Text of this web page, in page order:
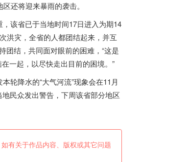
还将迎来暴雨的袭击。
该省已于当地时间17日进入为期14
洪灾，全省的人都团结起来，并互
团结，共同面对眼前的困难，“这是
一起，以尽快走出目前的困境。”
轮降水的“大气河流”现象会在11月
民众发出警告，下周该省部分地区
有关于作品内容、版权或其它问题